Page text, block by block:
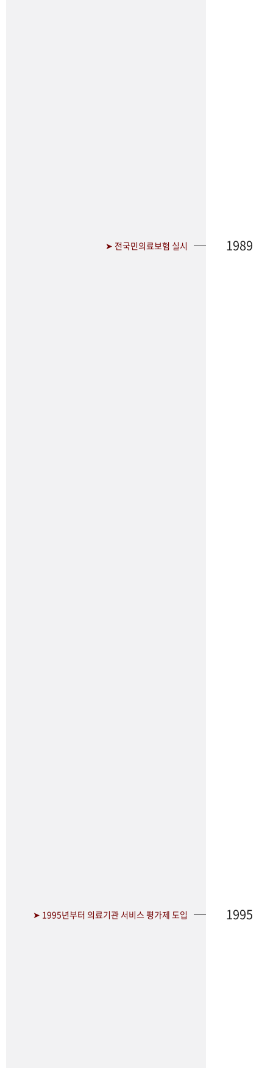
➤ 전국민의료보험 실시 1989
➤ 1995년부터 의료기관 서비스 평가제 도입 1995